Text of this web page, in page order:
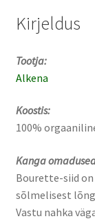
Kirjeldus
Tootja:
Alkena
Koostis:
100%
Kanga
Bourette-siid
sõlmelisest
Vastu nahka